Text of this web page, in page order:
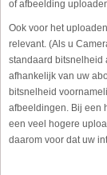
of afbeelding
Ook voor het
relevant. (Als u
standaard bitsnelheid
afhankelijk van uw
bitsnelheid
afbeeldingen. Bij een
een veel hogere
daarom voor dat uw